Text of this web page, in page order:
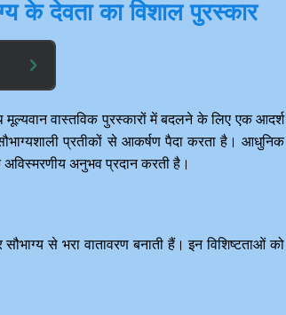
देवता का विशाल पुरस्कार
वास्तविक पुरस्कारों में बदलने के लिए एक आदर्श
प्रतीकों से आकर्षण पैदा करता है। आधुनिक
अनुभव प्रदान करती है।
से भरा वातावरण बनाती हैं। इन विशिष्टताओं को